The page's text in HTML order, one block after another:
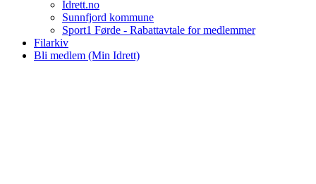
Idrett.no
Sunnfjord kommune
Sport1 Førde - Rabattavtale for medlemmer
Filarkiv
Bli medlem (Min Idrett)